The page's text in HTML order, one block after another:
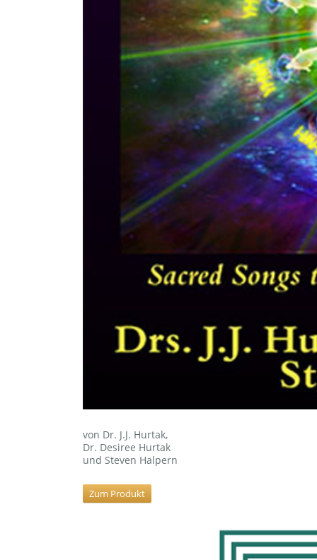
von Dr. J.J. Hurtak,
Dr. Desiree Hurtak
und Steven Halpern
Zum Produkt